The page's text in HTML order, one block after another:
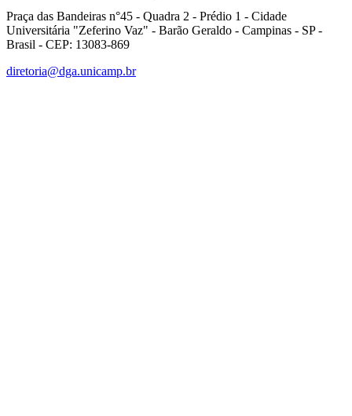
Praça das Bandeiras n°45 - Quadra 2 - Prédio 1 - Cidade
Universitária "Zeferino Vaz" - Barão Geraldo - Campinas - SP -
Brasil - CEP: 13083-869
diretoria@dga.unicamp.br